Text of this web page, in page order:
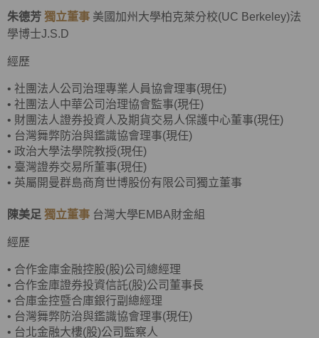
朱德芳 獨立董事 美國加州大學柏克萊分校(UC Berkeley)法
學博士J.S.D
經歷
• 社團法人公司治理專業人員協會理事(現任)
• 社團法人中華公司治理協會監事(現任)
• 財團法人證券投資人及期貨交易人保護中心董事(現任)
• 台灣舞弊防治與鑑識協會理事(現任)
• 政治大學法學院教授(現任)
• 臺灣證券交易所董事(現任)
• 英屬開曼群島商育世博股份有限公司獨立董事
陳美足 獨立董事 台灣大學EMBA財金組
經歷
• 合作金庫金融控股(股)公司總經理
• 合作金庫證券投資信託(股)公司董事長
• 合庫金控暨合庫銀行副總經理
• 台灣舞弊防治與鑑識協會理事(現任)
• 台北金融大樓(股)公司監察人